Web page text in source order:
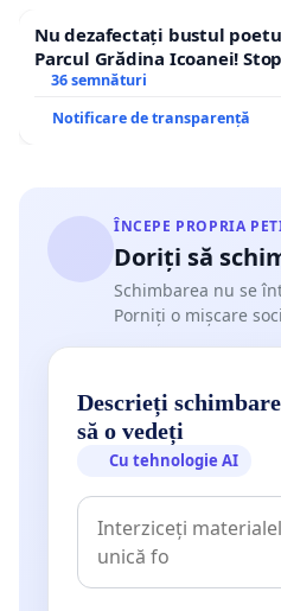
Nu dezafectați bustul
Parcul Grădina Icoanei!
36 semnături
Notificare de transparență
ÎNCEPE PROPRIA
Doriți să
Schimbarea nu se
Porniți o mișcare
Descrieți
să o vedeți
Cu tehnologie AI